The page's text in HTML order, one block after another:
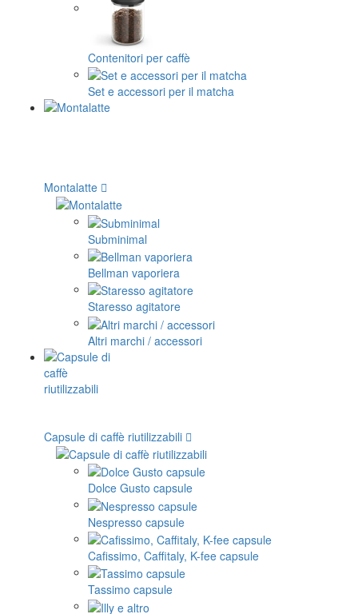
Contenitori per caffè
Set e accessori per il matcha
Montalatte
Subminimal
Bellman vaporiera
Staresso agitatore
Altri marchi / accessori
Capsule di caffè riutilizzabili
Dolce Gusto capsule
Nespresso capsule
Cafissimo, Caffitaly, K-fee capsule
Tassimo capsule